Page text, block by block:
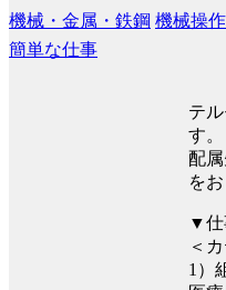
機械・金属・鉄鋼 機械操
簡単な仕事
テ
す。
配
を
▼仕
＜
1）